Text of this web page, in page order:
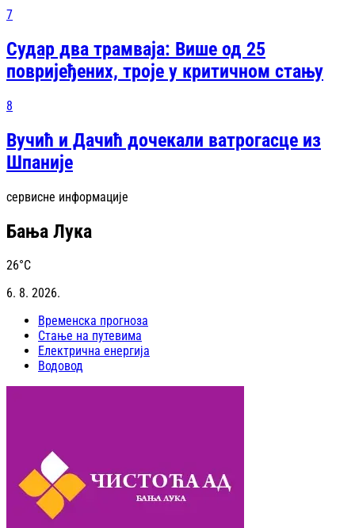
7
Судар два трамваја: Више од 25
повријеђених, троје у критичном стању
8
Вучић и Дачић дочекали ватрогасце из
Шпаније
сервисне информације
Бања Лука
26°C
6. 8. 2026.
Временска прогноза
Стање на путевима
Електрична енергија
Водовод